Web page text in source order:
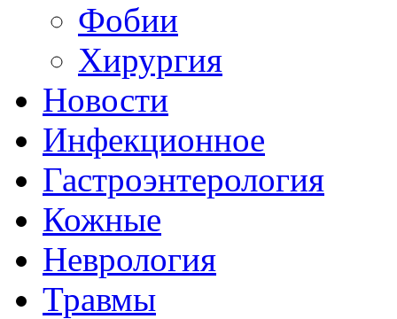
Фобии
Хирургия
Новости
Инфекционное
Гастроэнтерология
Кожные
Неврология
Травмы